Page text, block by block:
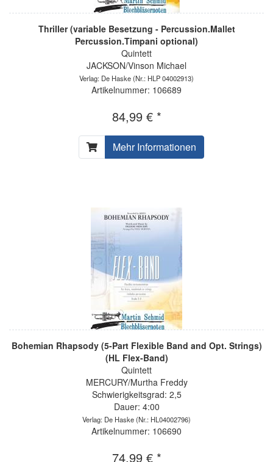
Thriller (variable Besetzung - Percussion.Mallet
Percussion.Timpani optional)
Quintett
JACKSON/Vinson Michael
Verlag: De Haske(Nr.: HLP 04002913)
Artikelnummer: 106689
84,99 € *
Mehr Informationen
Bohemian Rhapsody (5-Part Flexible Band and Opt. Strings)
(HL Flex-Band)
Quintett
MERCURY/Murtha Freddy
Schwierigkeitsgrad: 2,5
Dauer: 4:00
Verlag: De Haske(Nr.: HL04002796)
Artikelnummer: 106690
74,99 € *